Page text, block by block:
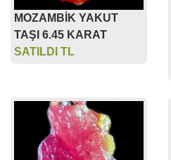
MOZAMBİK YAKUT
TAŞI 6.45 KARAT
SATILDI TL